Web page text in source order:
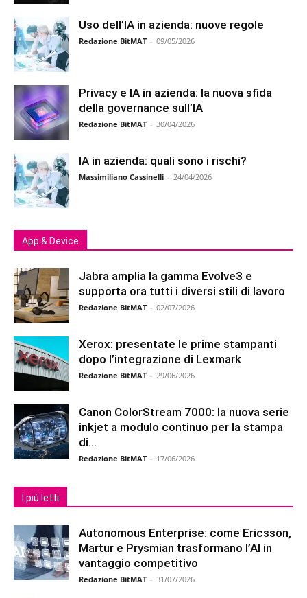
Uso dell’IA in azienda: nuove regole
Redazione BitMAT - 09/05/2026
Privacy e IA in azienda: la nuova sfida
della governance sull’IA
Redazione BitMAT - 30/04/2026
IA in azienda: quali sono i rischi?
Massimiliano Cassinelli - 24/04/2026
App & Device
Jabra amplia la gamma Evolve3 e
supporta ora tutti i diversi stili di lavoro
Redazione BitMAT - 02/07/2026
Xerox: presentate le prime stampanti
dopo l’integrazione di Lexmark
Redazione BitMAT - 29/06/2026
Canon ColorStream 7000: la nuova serie
inkjet a modulo continuo per la stampa
di...
Redazione BitMAT - 17/06/2026
I più letti
Autonomous Enterprise: come Ericsson,
Martur e Prysmian trasformano l’AI in
vantaggio competitivo
Redazione BitMAT - 31/07/2026